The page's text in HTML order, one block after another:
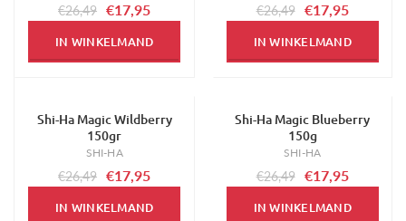
€26,49 €17,95
IN WINKELMAND
€26,49 €17,95
IN WINKELMAND
-32%
Shi-Ha Magic Wildberry
150gr
SHI-HA
€26,49 €17,95
IN WINKELMAND
-32%
Shi-Ha Magic Blueberry
150g
SHI-HA
€26,49 €17,95
IN WINKELMAND